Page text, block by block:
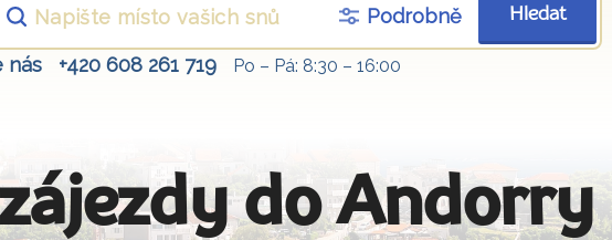
Podrobně Hledat
nás +420 608 261 719 Po – Pá: 8:30 – 16:00
do Andorry